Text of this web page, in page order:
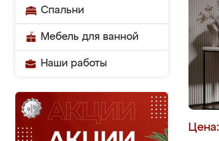
Спальни
Мебель для ванной
Наши работы